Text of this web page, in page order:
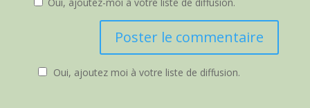
Oui, ajoutez moi à votre liste de diffusion.